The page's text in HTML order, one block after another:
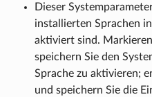
Dieser
installierten Sprachen
aktiviert sind.
speichern Sie den
Sprache zu aktivieren;
und speichern Sie die